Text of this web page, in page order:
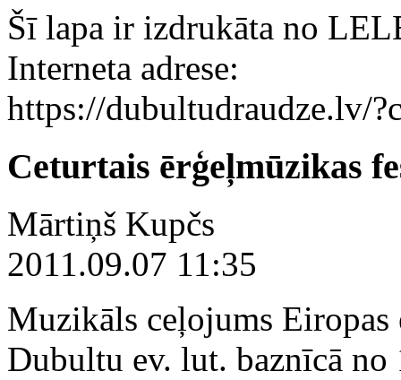
Šī lapa ir izdrukāta no
Interneta adrese:
https://dubultudraudze.lv/
Ceturtais ērģeļmūzikas
Mārtiņš Kupčs
2011.09.07 11:35
Muzikāls ceļojums Eiropas
Dubultu ev. lut. baznīcā